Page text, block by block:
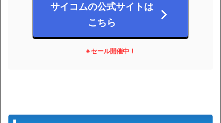
サイコムの公式サイトは
こちら
※セール開催中！